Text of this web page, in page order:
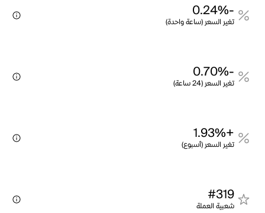
-0.24%
تغير السعر (ساعة واحدة)
-0.70%
تغير السعر (24 ساعة)
+1.93%
تغير السعر (أسبوع)
#319
شعبية العملة